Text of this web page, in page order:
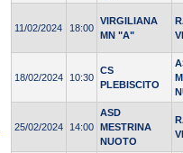
11/02/2024 18:00
VIRGILIANA
MN "A"
18/02/2024 10:30
CS
PLEBISCITO
25/02/2024 14:00
ASD
MESTRINA
NUOTO